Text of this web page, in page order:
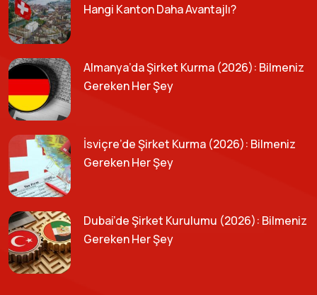
Hangi Kanton Daha Avantajlı?
Almanya’da Şirket Kurma (2026): Bilmeniz
Gereken Her Şey
İsviçre’de Şirket Kurma (2026): Bilmeniz
Gereken Her Şey
Dubai’de Şirket Kurulumu (2026): Bilmeniz
Gereken Her Şey